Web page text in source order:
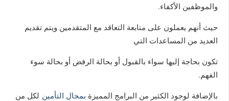
والموظفين الأكفاء.
حيث أنهم يعملون على متابعة التعاقد مع المتقدمين ويتم تقديم
العديد من المساعدات التي
تكون بحاجة إليها سواء بالقبول أو بحالة الرفض أو بحالة سوء
الفهم.
بالإضافة لوجود الكثير من البرامج المميزة بمجال التأمين لكل من